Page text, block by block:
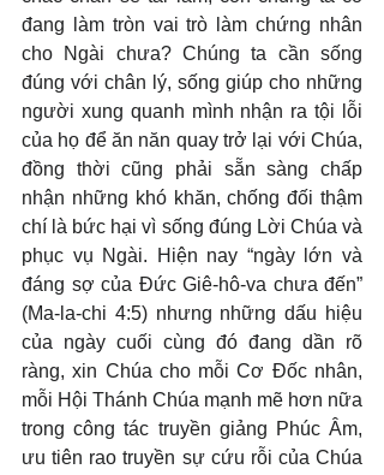
đang làm tròn vai trò làm chứng nhân
cho Ngài chưa? Chúng ta cần sống
đúng với chân lý, sống giúp cho những
người xung quanh mình nhận ra tội lỗi
của họ để ăn năn quay trở lại với Chúa,
đồng thời cũng phải sẵn sàng chấp
nhận những khó khăn, chống đối thậm
chí là bức hại vì sống đúng Lời Chúa và
phục vụ Ngài. Hiện nay “ngày lớn và
đáng sợ của Đức Giê-hô-va chưa đến”
(Ma-la-chi 4:5) nhưng những dấu hiệu
của ngày cuối cùng đó đang dần rõ
ràng, xin Chúa cho mỗi Cơ Đốc nhân,
mỗi Hội Thánh Chúa mạnh mẽ hơn nữa
trong công tác truyền giảng Phúc Âm,
ưu tiên rao truyền sự cứu rỗi của Chúa